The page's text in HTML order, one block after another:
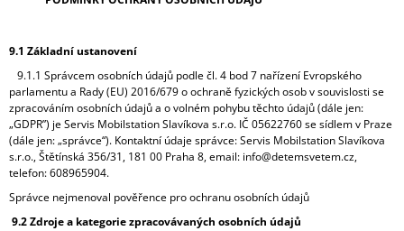
9.1 Základní ustanovení
9.1.1 Správcem osobních údajů podle čl. 4 bod 7 nařízení Evropského
parlamentu a Rady (EU) 2016/679 o ochraně fyzických osob v souvislosti se
zpracováním osobních údajů a o volném pohybu těchto údajů (dále jen:
„GDPR”) je Servis Mobilstation Slavíkova s.r.o. IČ 05622760 se sídlem v Praze
(dále jen: „správce“). Kontaktní údaje správce: Servis Mobilstation Slavíkova
s.r.o., Štětínská 356/31, 181 00 Praha 8, email: info@detemsvetem.cz,
telefon: 608965904.
Správce nejmenoval pověřence pro ochranu osobních údajů
9.2 Zdroje a kategorie zpracovávaných osobních údajů